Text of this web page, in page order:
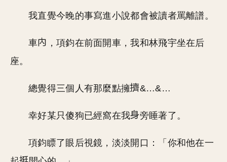
我直覺今晚的事寫進小說都會被讀者罵離譜。
車
，項鈞在前面開車，我和林飛宇坐在后
座。
總覺得三個人有那麼點擁 &…&…
幸好某只傻狗已經窩在我 旁睡著了。
項鈞瞟了眼后視鏡，淡淡開口：「你和他在一